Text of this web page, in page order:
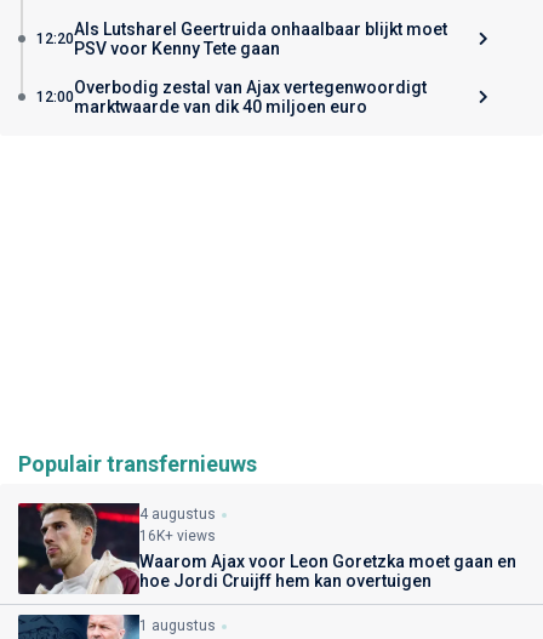
12:20Als Lutsharel Geertruida onhaalbaar blijkt moet
PSV voor Kenny Tete gaan
12:00Overbodig zestal van Ajax vertegenwoordigt
marktwaarde van dik 40 miljoen euro
Populair transfernieuws
4 augustus
16K+ views
Waarom Ajax voor Leon Goretzka moet gaan en
hoe Jordi Cruijff hem kan overtuigen
1 augustus